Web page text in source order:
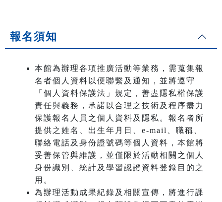
報名須知
本館為辦理各項推廣活動等業務，需蒐集報
名者個人資料以便聯繫及通知，並將遵守
「個人資料保護法」規定，善盡隱私權保護
責任與義務，承諾以合理之技術及程序盡力
保護報名人員之個人資料及隱私。報名者所
提供之姓名、出生年月日、e-mail、職稱、
聯絡電話及身份證號碼等個人資料，本館將
妥善保管與維護，並僅限於活動相關之個人
身份識別、統計及學習認證資料登錄目的之
用。
為辦理活動成果紀錄及相關宣傳，將進行課